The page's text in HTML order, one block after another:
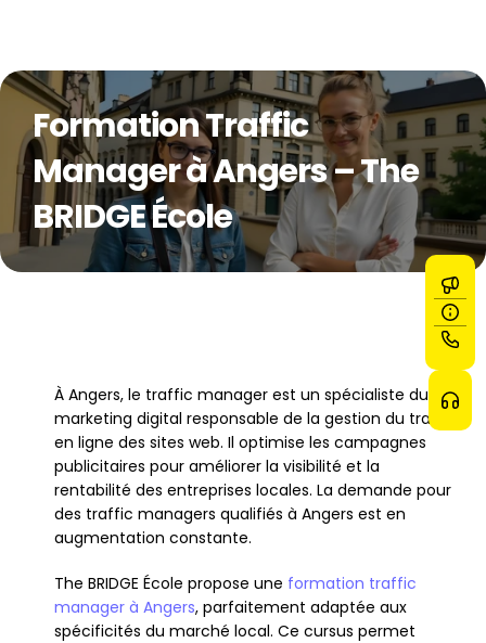
Formation Traffic
Manager à Angers – The
BRIDGE École
À Angers, le traffic manager est un spécialiste du
marketing digital responsable de la gestion du trafic
en ligne des sites web. Il optimise les campagnes
publicitaires pour améliorer la visibilité et la
rentabilité des entreprises locales. La demande pour
des traffic managers qualifiés à Angers est en
augmentation constante.
The BRIDGE École propose une formation traffic
manager à Angers, parfaitement adaptée aux
spécificités du marché local. Ce cursus permet